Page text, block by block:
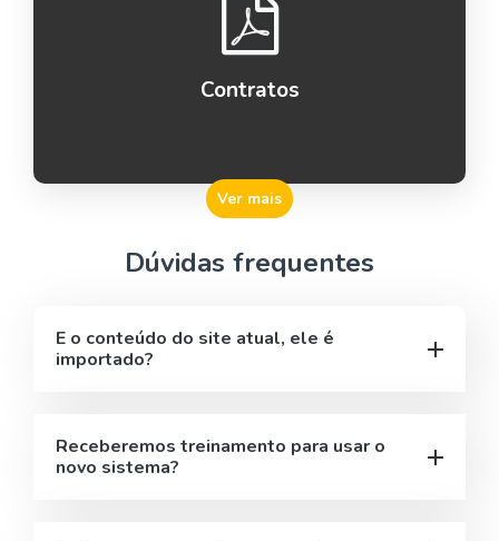
Contratos
Ver mais
Dúvidas frequentes
E o conteúdo do site atual, ele é
importado?
Receberemos treinamento para usar o
novo sistema?